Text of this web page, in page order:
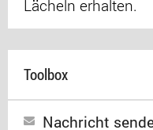
Lächeln erhalten.
Toolbox
Nachricht